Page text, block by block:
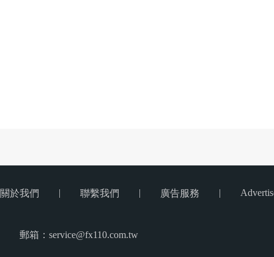
關於我們 | 聯繫我們 | 廣告服務 |
郵箱：service@fx110.com.tw